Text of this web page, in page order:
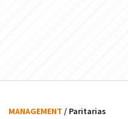
MANAGEMENT / Paritarias